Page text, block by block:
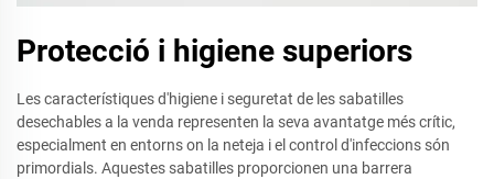
Protecció i higiene superiors
Les característiques d'higiene i seguretat de les sabatilles
desechables a la venda representen la seva avantatge més crític,
especialment en entorns on la neteja i el control d'infeccions són
primordials. Aquestes sabatilles proporcionen una barrera